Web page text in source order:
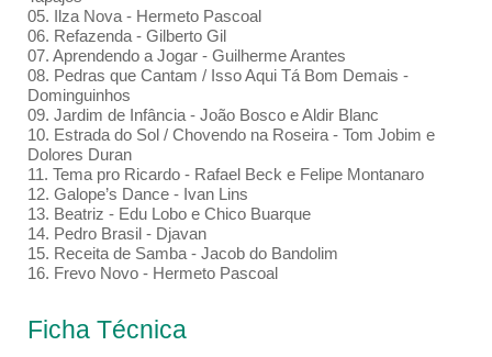
05. Ilza Nova - Hermeto Pascoal
06. Refazenda - Gilberto Gil
07. Aprendendo a Jogar - Guilherme Arantes
08. Pedras que Cantam / Isso Aqui Tá Bom Demais -
Dominguinhos
09. Jardim de Infância - João Bosco e Aldir Blanc
10. Estrada do Sol / Chovendo na Roseira - Tom Jobim e
Dolores Duran
11. Tema pro Ricardo - Rafael Beck e Felipe Montanaro
12. Galope’s Dance - Ivan Lins
13. Beatriz - Edu Lobo e Chico Buarque
14. Pedro Brasil - Djavan
15. Receita de Samba - Jacob do Bandolim
16. Frevo Novo - Hermeto Pascoal
Ficha Técnica